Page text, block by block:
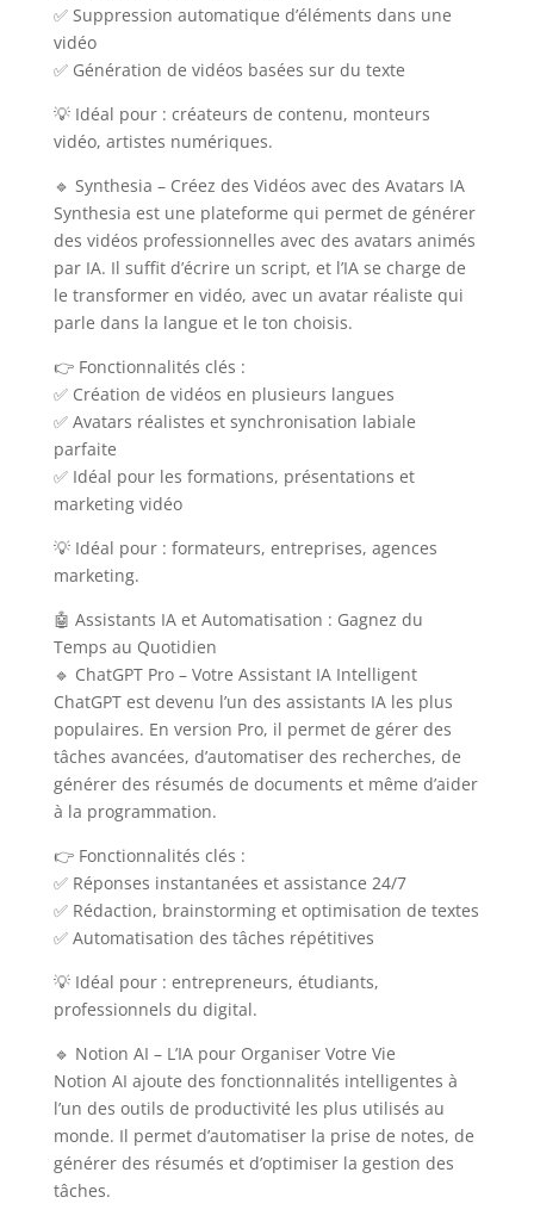
✅ Suppression automatique d’éléments dans une
vidéo
✅ Génération de vidéos basées sur du texte
💡 Idéal pour : créateurs de contenu, monteurs
vidéo, artistes numériques.
🔹 Synthesia – Créez des Vidéos avec des Avatars IA
Synthesia est une plateforme qui permet de générer
des vidéos professionnelles avec des avatars animés
par IA. Il suffit d’écrire un script, et l’IA se charge de
le transformer en vidéo, avec un avatar réaliste qui
parle dans la langue et le ton choisis.
👉 Fonctionnalités clés :
✅ Création de vidéos en plusieurs langues
✅ Avatars réalistes et synchronisation labiale
parfaite
✅ Idéal pour les formations, présentations et
marketing vidéo
💡 Idéal pour : formateurs, entreprises, agences
marketing.
🤖 Assistants IA et Automatisation : Gagnez du
Temps au Quotidien
🔹 ChatGPT Pro – Votre Assistant IA Intelligent
ChatGPT est devenu l’un des assistants IA les plus
populaires. En version Pro, il permet de gérer des
tâches avancées, d’automatiser des recherches, de
générer des résumés de documents et même d’aider
à la programmation.
👉 Fonctionnalités clés :
✅ Réponses instantanées et assistance 24/7
✅ Rédaction, brainstorming et optimisation de textes
✅ Automatisation des tâches répétitives
💡 Idéal pour : entrepreneurs, étudiants,
professionnels du digital.
🔹 Notion AI – L’IA pour Organiser Votre Vie
Notion AI ajoute des fonctionnalités intelligentes à
l’un des outils de productivité les plus utilisés au
monde. Il permet d’automatiser la prise de notes, de
générer des résumés et d’optimiser la gestion des
tâches.